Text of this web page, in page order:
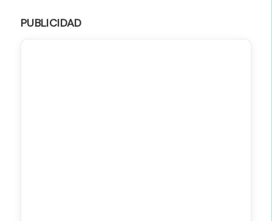
PUBLICIDAD